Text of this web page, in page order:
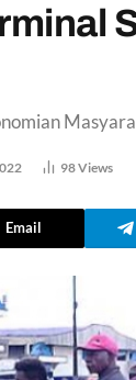
98Views
Email